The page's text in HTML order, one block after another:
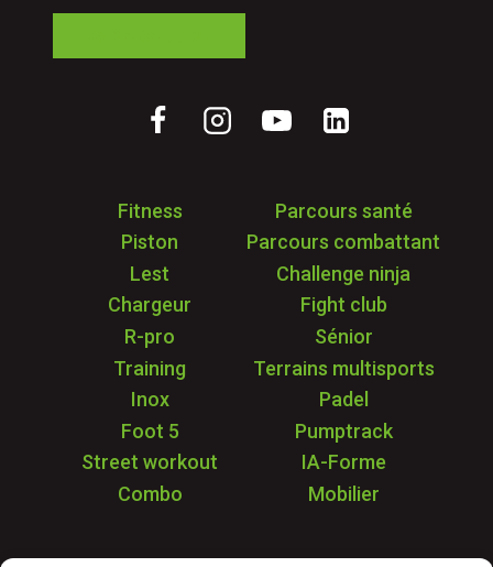
Fitness
Parcours santé
Piston
Parcours combattant
Lest
Challenge ninja
Chargeur
Fight club
R-pro
Sénior
Training
Terrains multisports
Inox
Padel
Foot 5
Pumptrack
Street workout
IA-Forme
Combo
Mobilier